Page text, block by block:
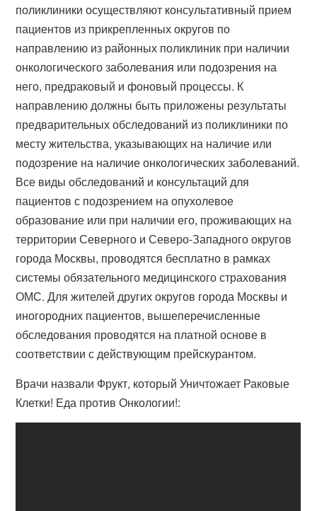
поликлиники осуществляют консультативный прием
пациентов из прикрепленных округов по
направлению из районных поликлиник при наличии
онкологического заболевания или подозрения на
него, предраковый и фоновый процессы. К
направлению должны быть приложены результаты
предварительных обследований из поликлиники по
месту жительства, указывающих на наличие или
подозрение на наличие онкологических заболеваний.
Все виды обследований и консультаций для
пациентов с подозрением на опухолевое
образование или при наличии его, проживающих на
территории Северного и Северо-Западного округов
города Москвы, проводятся бесплатно в рамках
системы обязательного медицинского страхования
ОМС. Для жителей других округов города Москвы и
иногородних пациентов, вышеперечисленные
обследования проводятся на платной основе в
соответствии с действующим прейскурантом.
Врачи назвали Фрукт, который Уничтожает Раковые
Клетки! Еда против Онкологии!: